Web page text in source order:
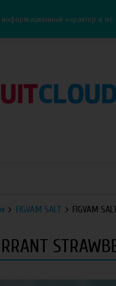
характер и
FIGVAM SALT FIGVAM